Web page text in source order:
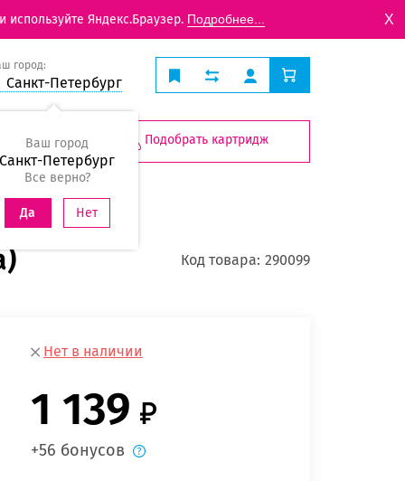
Яндекс.Браузер. Подробнее... X
город:
Санкт-Петербург
Ваш город
Санкт-Петербург
Все верно?
Да Нет
Подобрать картридж
Код товара: 290099
Нет в наличии
1 139
+56 бонусов